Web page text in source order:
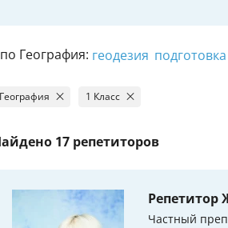
География: геодезия
География 1 Класс
17 репетиторов
Репетитор
Частный